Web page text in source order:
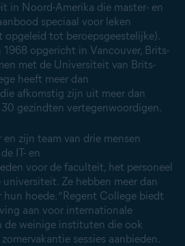
in Noord-Amerika die master- en
speciaal voor leken
opgeleid tot beroepsgeestelijke).
opgericht in Vancouver, Brits-
met de Universiteit van Brits-
heeft meer dan
afkomstig zijn uit meer dan
gezindten vertegenwoordigen.
en zijn team van drie mensen
IT- en
voor de faculteit, het personeel
Ze hebben meer dan
hoede. “Regent College biedt
aan voor internationale
de weinige instituten die ook
sessies aanbieden.